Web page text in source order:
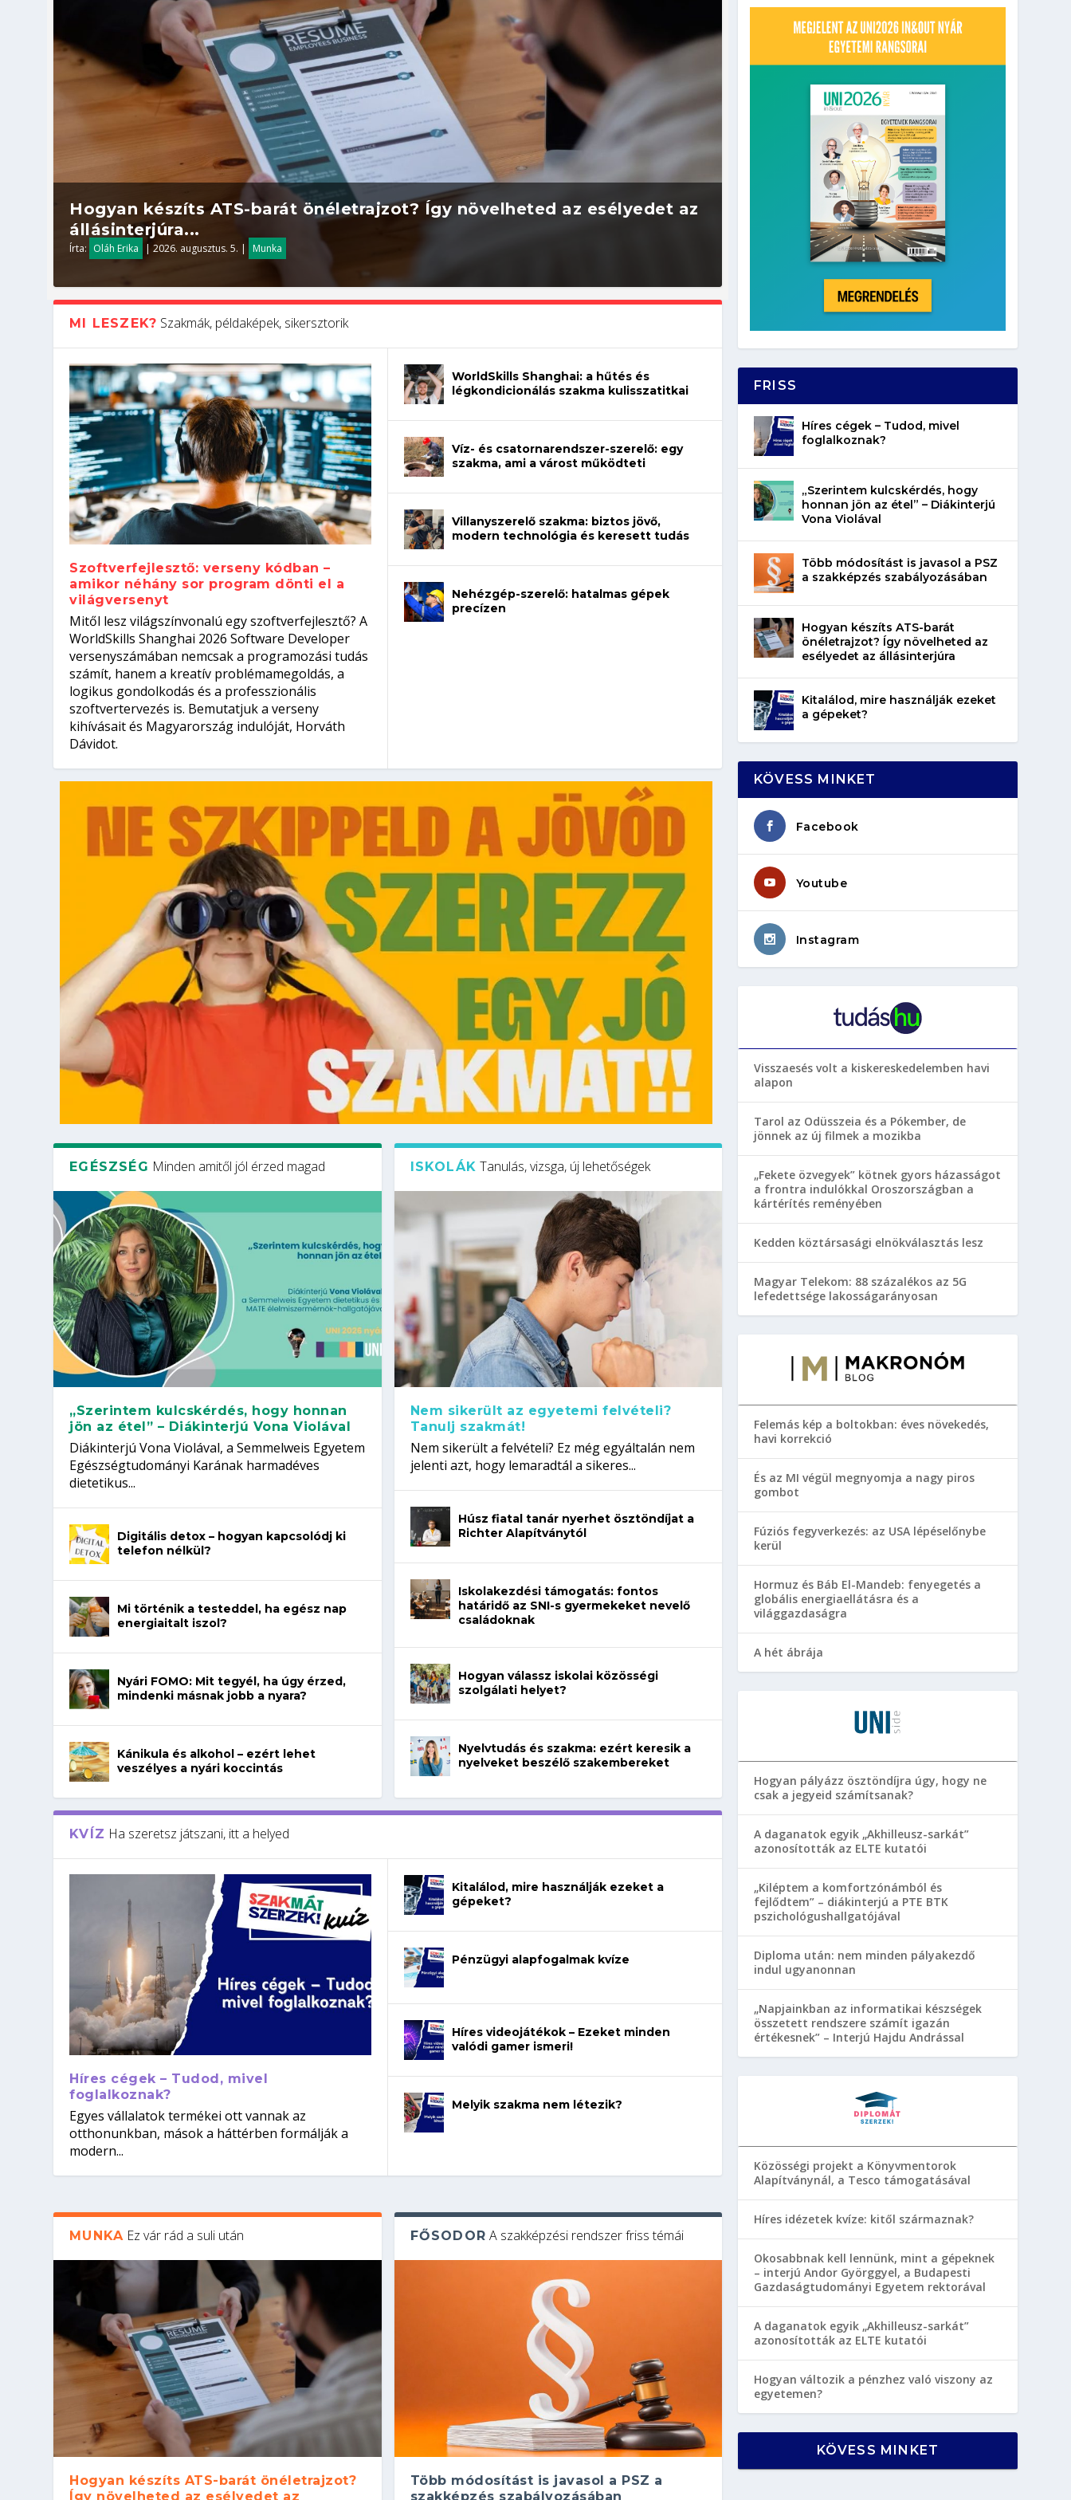
Hogyan készíts ATS-barát önéletrajzot? Így növelheted az esélyedet az
állásinterjúra...
Írta: Oláh Erika |2026. augusztus. 5. | Munka
Kitalálod, mire használják ezeket a gépeket?
Írta: Tóth Mónika |2026. augusztus. 4.| Kvíz
Nem sikerült az egyetemi felvételi? Tanulj szakmát!
Írta: Oláh Erika |2026. augusztus. 4.| Iskolák
Szoftverfejlesztő: verseny kódban – amikor néhány sor program dönti
el a világversenyt...
Írta: Szakmát Szerzek |2026. augusztus. 3.| Mi leszek?
Digitális detox – hogyan kapcsolódj ki telefon nélkül?
Írta: Oláh Erika |2026. augusztus. 3.| Egészség
MI LESZEK? Szakmák, példaképek, sikersztorik
Szoftverfejlesztő: verseny kódban –
amikor néhány sor program dönti el a
világversenyt
Mitől lesz világszínvonalú egy szoftverfejlesztő? A
WorldSkills Shanghai 2026 Software Developer
versenyszámában nemcsak a programozási tudás
számít, hanem a kreatív problémamegoldás, a
logikus gondolkodás és a professzionális
szoftvertervezés is. Bemutatjuk a verseny
kihívásait és Magyarország indulóját, Horváth
Dávidot.
WorldSkills Shanghai: a hűtés és
légkondicionálás szakma kulisszatitkai
Víz- és csatornarendszer-szerelő: egy
szakma, ami a várost működteti
Villanyszerelő szakma: biztos jövő,
modern technológia és keresett tudás
Nehézgép-szerelő: hatalmas gépek
precízen
EGÉSZSÉG Minden amitől jól érzed magad
„Szerintem kulcskérdés, hogy honnan
jön az étel” – Diákinterjú Vona Violával
Diákinterjú Vona Violával, a Semmelweis Egyetem
Egészségtudományi Karának harmadéves
dietetikus...
Digitális detox – hogyan kapcsolódj ki
telefon nélkül?
Mi történik a testeddel, ha egész nap
energiaitalt iszol?
Nyári FOMO: Mit tegyél, ha úgy érzed,
mindenki másnak jobb a nyara?
Kánikula és alkohol – ezért lehet
veszélyes a nyári koccintás
ISKOLÁK Tanulás, vizsga, új lehetőségek
Nem sikerült az egyetemi felvételi?
Tanulj szakmát!
Nem sikerült a felvételi? Ez még egyáltalán nem
jelenti azt, hogy lemaradtál a sikeres...
Húsz fiatal tanár nyerhet ösztöndíjat a
Richter Alapítványtól
Iskolakezdési támogatás: fontos
határidő az SNI-s gyermekeket nevelő
családoknak
Hogyan válassz iskolai közösségi
szolgálati helyet?
Nyelvtudás és szakma: ezért keresik a
nyelveket beszélő szakembereket
KVÍZ Ha szeretsz játszani, itt a helyed
Híres cégek – Tudod, mivel
foglalkoznak?
Egyes vállalatok termékei ott vannak az
otthonunkban, mások a háttérben formálják a
modern...
Kitalálod, mire használják ezeket a
gépeket?
Pénzügyi alapfogalmak kvíze
Híres videojátékok – Ezeket minden
valódi gamer ismeri!
Melyik szakma nem létezik?
MUNKA Ez vár rád a suli után
Hogyan készíts ATS-barát önéletrajzot?
Így növelheted az esélyedet az
FŐSODOR A szakképzési rendszer friss témái
Több módosítást is javasol a PSZ a
szakképzés szabályozásában
FRISS
Híres cégek – Tudod, mivel
foglalkoznak?
„Szerintem kulcskérdés, hogy
honnan jön az étel” – Diákinterjú
Vona Violával
Több módosítást is javasol a PSZ
a szakképzés szabályozásában
Hogyan készíts ATS-barát
önéletrajzot? Így növelheted az
esélyedet az állásinterjúra
Kitalálod, mire használják ezeket
a gépeket?
KÖVESS MINKET
Facebook
Youtube
Instagram
Visszaesés volt a kiskereskedelemben havi
alapon
Tarol az Odüsszeia és a Pókember, de
jönnek az új filmek a mozikba
„Fekete özvegyek” kötnek gyors házasságot
a frontra indulókkal Oroszországban a
kártérítés reményében
Kedden köztársasági elnökválasztás lesz
Magyar Telekom: 88 százalékos az 5G
lefedettsége lakosságarányosan
Felemás kép a boltokban: éves növekedés,
havi korrekció
És az MI végül megnyomja a nagy piros
gombot
Fúziós fegyverkezés: az USA lépéselőnybe
kerül
Hormuz és Báb El-Mandeb: fenyegetés a
globális energiaellátásra és a
világgazdaságra
A hét ábrája
Hogyan pályázz ösztöndíjra úgy, hogy ne
csak a jegyeid számítsanak?
A daganatok egyik „Akhilleusz-sarkát”
azonosították az ELTE kutatói
„Kiléptem a komfortzónámból és
fejlődtem” – diákinterjú a PTE BTK
pszichológushallgatójával
Diploma után: nem minden pályakezdő
indul ugyanonnan
„Napjainkban az informatikai készségek
összetett rendszere számít igazán
értékesnek” – Interjú Hajdu Andrással
Közösségi projekt a Könyvmentorok
Alapítványnál, a Tesco támogatásával
Híres idézetek kvíze: kitől származnak?
Okosabbnak kell lennünk, mint a gépeknek
– interjú Andor Györggyel, a Budapesti
Gazdaságtudományi Egyetem rektorával
A daganatok egyik „Akhilleusz-sarkát”
azonosították az ELTE kutatói
Hogyan változik a pénzhez való viszony az
egyetemen?
KÖVESS MINKET